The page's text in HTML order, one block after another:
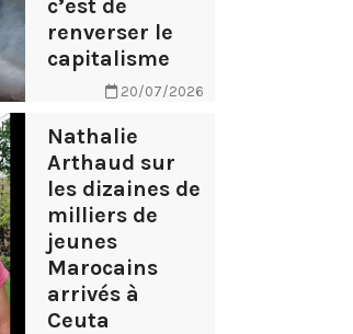
c’est de
renverser le
capitalisme
20/07/2026
Nathalie
Arthaud sur
les dizaines de
milliers de
jeunes
Marocains
arrivés à
Ceuta